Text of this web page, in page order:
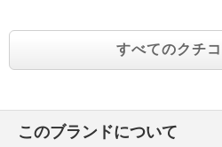
すべてのクチ
このブランドについて